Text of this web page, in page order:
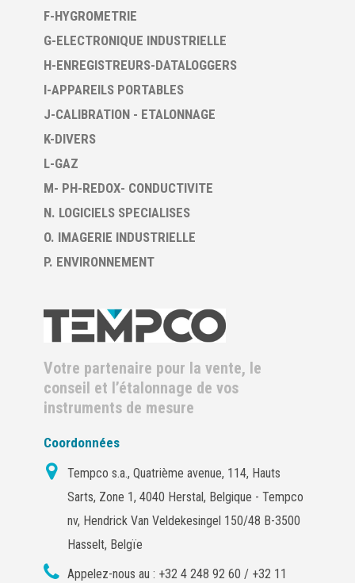
F-HYGROMETRIE
G-ELECTRONIQUE INDUSTRIELLE
H-ENREGISTREURS-DATALOGGERS
I-APPAREILS PORTABLES
J-CALIBRATION - ETALONNAGE
K-DIVERS
L-GAZ
M- PH-REDOX- CONDUCTIVITE
N. LOGICIELS SPECIALISES
O. IMAGERIE INDUSTRIELLE
P. ENVIRONNEMENT
Votre partenaire pour la vente, le
conseil et l’étalonnage de vos
instruments de mesure
Coordonnées
Tempco s.a., Quatrième avenue, 114, Hauts
Sarts, Zone 1, 4040 Herstal, Belgique - Tempco
nv, Hendrick Van Veldekesingel 150/48 B-3500
Hasselt, Belgïe
Appelez-nous au : +32 4 248 92 60 / +32 11